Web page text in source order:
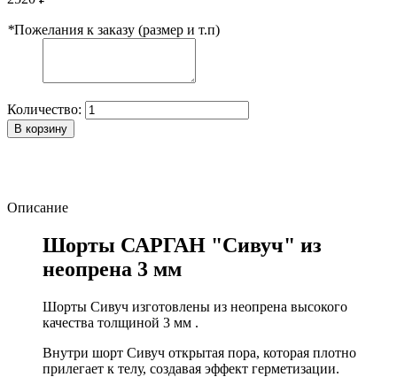
*Пожелания к заказу (размер и т.п)
Количество:
В корзину
Описание
Шорты САРГАН "Сивуч" из
неопрена 3 мм
Шорты Сивуч изготовлены из неопрена высокого
качества толщиной 3 мм .
Внутри шорт Сивуч открытая пора, которая плотно
прилегает к телу, создавая эффект герметизации.